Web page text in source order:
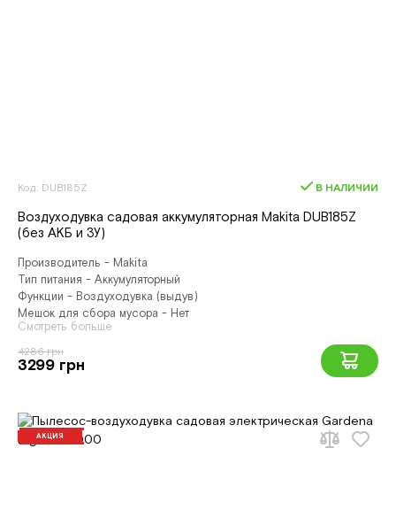
Код: DUB185Z В НАЛИЧИИ
Воздуходувка садовая аккумуляторная Makita DUB185Z
(без АКБ и ЗУ)
Производитель - Makita
Тип питания - Аккумуляторный
Функции - Воздуходувка (выдув)
Мешок для сбора мусора - Нет
Смотреть больше
4286 грн
3299 грн
АКЦИЯ